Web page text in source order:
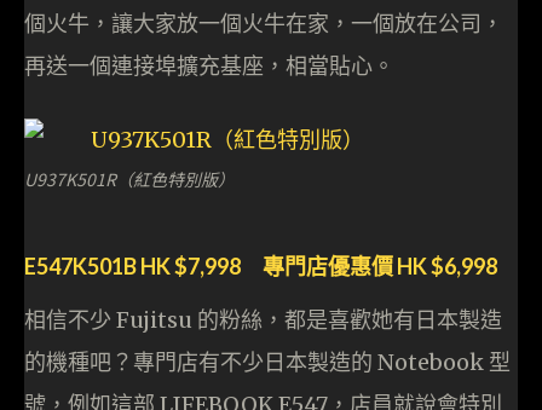
個火牛，讓大家放一個火牛在家，一個放在公司，
再送一個連接埠擴充基座，相當貼心。
U937K501R（紅色特別版）
E547K501B HK $7,998 專門店優惠價 HK $6,998
相信不少 Fujitsu 的粉絲，都是喜歡她有日本製造
的機種吧？專門店有不少日本製造的 Notebook 型